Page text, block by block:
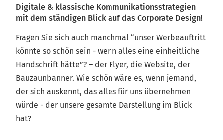
PERFEKTE
LEISTUNGEN
CORPORATE
DESIGN
Digitale & klassische Kommunikationsstrategien
mit dem ständigen Blick auf das Corporate Design!
Fragen Sie sich auch manchmal “unser Werbeauftritt
könnte so schön sein - wenn alles eine einheitliche
Handschrift hätte”? – der Flyer, die Website, der
Bauzaunbanner. Wie schön wäre es, wenn jemand,
der sich auskennt, das alles für uns übernehmen
würde - der unsere gesamte Darstellung im Blick
hat?